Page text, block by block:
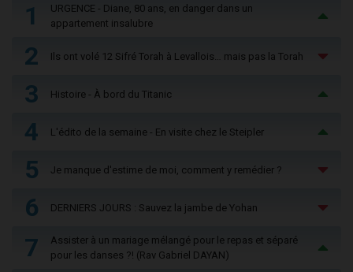
1
URGENCE - Diane, 80 ans, en danger dans un
appartement insalubre
2 Ils ont volé 12 Sifré Torah à Levallois… mais pas la Torah
3 Histoire - À bord du Titanic
4 L'édito de la semaine - En visite chez le Steipler
5 Je manque d'estime de moi, comment y remédier ?
6 DERNIERS JOURS : Sauvez la jambe de Yohan
7
Assister à un mariage mélangé pour le repas et séparé
pour les danses ?! (Rav Gabriel DAYAN)